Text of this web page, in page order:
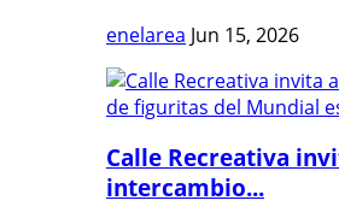
enelarea Jun 15, 2026
Calle Recreativa
intercambio...